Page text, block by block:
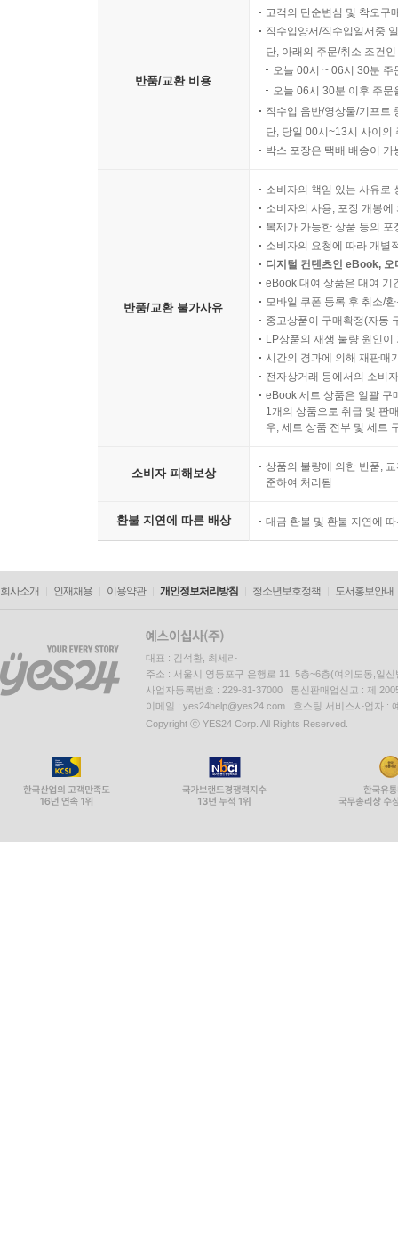
반품/교환 비용
고객의 단순변심 및 착오구
직수입양서/직수입일서중
단, 아래의 주문/취소 조건
오늘 00시 ~ 06시 30분
오늘 06시 30분 이후 주
직수입 음반/영상물/기프트
단, 당일 00시~13시 사이의
박스 포장은 택배 배송이
반품/교환 불가사유
소비자의 책임 있는 사유로
소비자의 사용, 포장 개봉
복제가 가능한 상품 등의
소비자의 요청에 따라 개별
디지털 컨텐츠인 eBook,
eBook 대여 상품은 대여 기
모바일 쿠폰 등록 후 취소/
중고상품이 구매확정(자동
LP상품의 재생 불량 원인
시간의 경과에 의해 재판매
전자상거래 등에서의 소비
eBook 세트 상품은 일괄 구
1개의 상품으로 취급 및 판
우, 세트 상품 전부 및 세트
소비자 피해보상
상품의 불량에 의한 반품,
준하여 처리됨
환불 지연에 따른 배상 대금 환불 및 환불 지연에
회사소개 인재채용 이용약관 개인정보처리방침 청소년보호정책 도서홍보안내
대표 : 김석환, 최세라
주소 : 서울시 영등포구 은행로 11, 5층~6층(여의도동,일신
사업자등록번호 : 229-81-37000 통신판매업신고 : 제
이메일 : yes24help@yes24.com 호스팅 서비스사업자 :
Copyright ⓒ YES24 Corp. All Rights Reserved.